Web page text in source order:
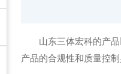
山东三体宏科的产品
产品的合规性和质量控